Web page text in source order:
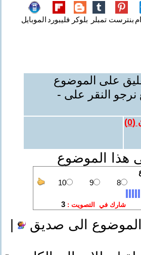
بنترست تمبلر بلوكر فليبورد الموبايل
على الموضوع
نرجو النقر على -
(
0
)
هذا الموضوع
الى صديق